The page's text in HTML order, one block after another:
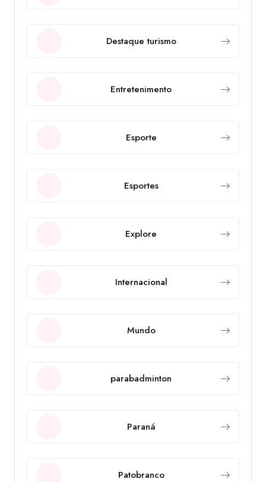
Destaque turismo
Entretenimento
Esporte
Esportes
Explore
Internacional
Mundo
parabadminton
Paraná
Patobranco